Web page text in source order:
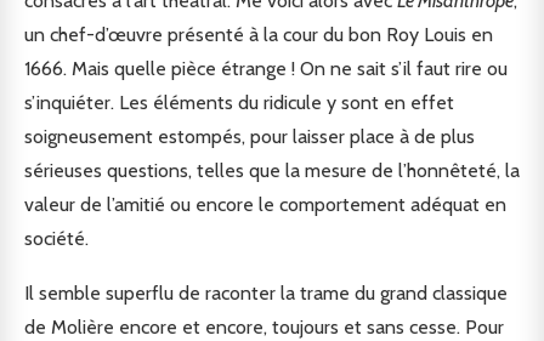
un chef-d’œuvre présenté à la cour du bon Roy Louis en
1666. Mais quelle pièce étrange ! On ne sait s’il faut rire ou
s’inquiéter. Les éléments du ridicule y sont en effet
soigneusement estompés, pour laisser place à de plus
sérieuses questions, telles que la mesure de l’honnêteté, la
valeur de l’amitié ou encore le comportement adéquat en
société.
Il semble superflu de raconter la trame du grand classique
de Molière encore et encore, toujours et sans cesse. Pour